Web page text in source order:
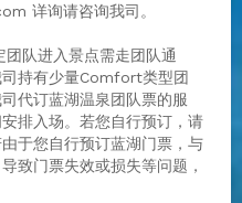
详询请咨询我司。
队进入景点需走团队通
持有少量Comfort类型团
代订蓝湖温泉团队票的服
排入场。若您自行预订，请
于您自行预订蓝湖门票，与
致门票失效或损失等问题，